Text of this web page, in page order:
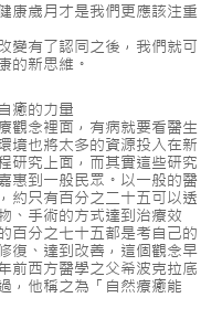
康歲月才是我們更應該注重
變有了認同之後，我們就可
的新思維。
癒的力量
觀念裡面，有病就要看醫生
境也將太多的資源投入在新
研究上面，而其實這些研究
惠到一般民眾。以一般的醫
約只有百分之二十五可以透
、手術的方式達到治療效
百分之七十五都是考自己的
復、達到改善，這個觀念早
前西方醫學之父希波克拉底
，他稱之為「自然療癒能